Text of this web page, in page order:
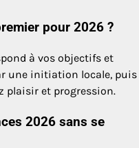
pour 2026 ?
à vos objectifs et
une initiation locale, puis
plaisir et progression.
2026 sans se